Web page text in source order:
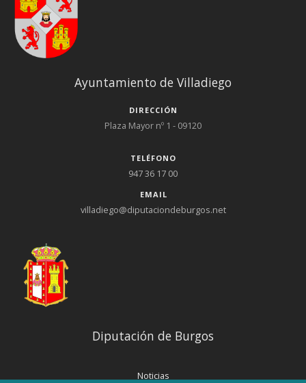
Ayuntamiento de Villadiego
DIRECCIÓN
Plaza Mayor nº 1 - 09120
TELÉFONO
947 36 17 00
EMAIL
villadiego@diputaciondeburgos.net
Diputación de Burgos
Noticias